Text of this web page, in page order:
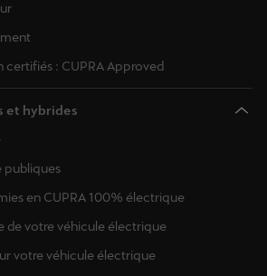
certifiés : CUPRA Approved
et hybrides
publiques
en CUPRA 100% électrique
de votre véhicule électrique
votre véhicule électrique